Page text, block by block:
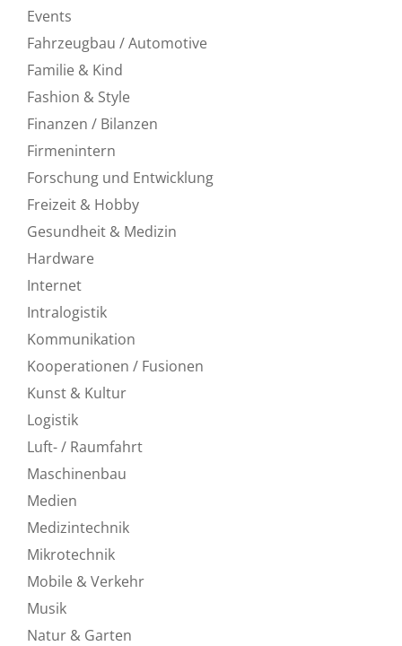
Events
Fahrzeugbau / Automotive
Familie & Kind
Fashion & Style
Finanzen / Bilanzen
Firmenintern
Forschung und Entwicklung
Freizeit & Hobby
Gesundheit & Medizin
Hardware
Internet
Intralogistik
Kommunikation
Kooperationen / Fusionen
Kunst & Kultur
Logistik
Luft- / Raumfahrt
Maschinenbau
Medien
Medizintechnik
Mikrotechnik
Mobile & Verkehr
Musik
Natur & Garten